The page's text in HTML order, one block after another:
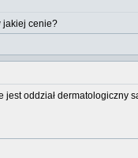
jakiej cenie?
oddział